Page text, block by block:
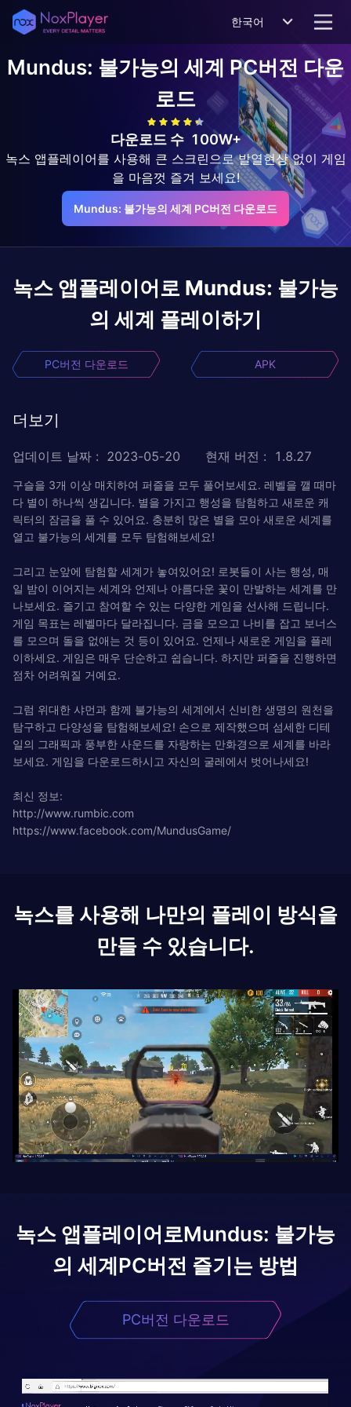
한국어
Mundus: 불가능의 세계 PC버전 다운
로드
다운로드 수 100W+
녹스 앱플레이어를 사용해 큰 스크린으로 발열현상 없이 게임
을 마음껏 즐겨 보세요!
Mundus: 불가능의 세계 PC버전 다운로드
녹스 앱플레이어로 Mundus: 불가능
의 세계 플레이하기
PC버전 다운로드 APK
더보기
업데이트 날짜 : 2023-05-20 현재 버전 : 1.8.27
구슬을 3개 이상 매치하여 퍼즐을 모두 풀어보세요. 레벨을 깰 때마
다 별이 하나씩 생깁니다. 별을 가지고 행성을 탐험하고 새로운 캐
릭터의 잠금을 풀 수 있어요. 충분히 많은 별을 모아 새로운 세계를
열고 불가능의 세계를 모두 탐험해보세요!
그리고 눈앞에 탐험할 세계가 놓여있어요! 로봇들이 사는 행성, 매
일 밤이 이어지는 세계와 언제나 아름다운 꽃이 만발하는 세계를 만
나보세요. 즐기고 참여할 수 있는 다양한 게임을 선사해 드립니다.
게임 목표는 레벨마다 달라집니다. 금을 모으고 나비를 잡고 보너스
를 모으며 돌을 없애는 것 등이 있어요. 언제나 새로운 게임을 플레
이하세요. 게임은 매우 단순하고 쉽습니다. 하지만 퍼즐을 진행하면
점차 어려워질 거예요.
그럼 위대한 샤먼과 함께 불가능의 세계에서 신비한 생명의 원천을
탐구하고 다양성을 탐험해보세요! 손으로 제작했으며 섬세한 디테
일의 그래픽과 풍부한 사운드를 자랑하는 만화경으로 세계를 바라
보세요. 게임을 다운로드하시고 자신의 굴레에서 벗어나세요!
최신 정보:
http://www.rumbic.com
https://www.facebook.com/MundusGame/
녹스를 사용해 나만의 플레이 방식을
만들 수 있습니다.
녹스 앱플레이어로Mundus: 불가능
의 세계PC버전 즐기는 방법
PC버전 다운로드